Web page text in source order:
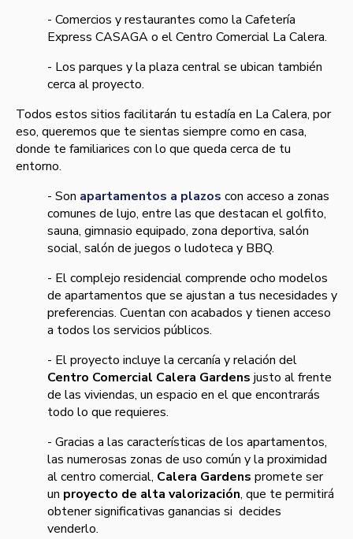
- Comercios y restaurantes como la Cafetería
Express CASAGA o el Centro Comercial La Calera.
- Los parques y la plaza central se ubican también
cerca al proyecto.
Todos estos sitios facilitarán tu estadía en La Calera, por
eso, queremos que te sientas siempre como en casa,
donde te familiarices con lo que queda cerca de tu
entorno.
- Son apartamentos a plazos con acceso a zonas
comunes de lujo, entre las que destacan el golfito,
sauna, gimnasio equipado, zona deportiva, salón
social, salón de juegos o ludoteca y BBQ.
- El complejo residencial comprende ocho modelos
de apartamentos que se ajustan a tus necesidades y
preferencias. Cuentan con acabados y tienen acceso
a todos los servicios públicos.
- El proyecto incluye la cercanía y relación del
Centro Comercial Calera Gardens justo al frente
de las viviendas, un espacio en el que encontrarás
todo lo que requieres.
- Gracias a las características de los apartamentos,
las numerosas zonas de uso común y la proximidad
al centro comercial, Calera Gardens promete ser
un proyecto de alta valorización, que te permitirá
obtener significativas ganancias si decides
venderlo.